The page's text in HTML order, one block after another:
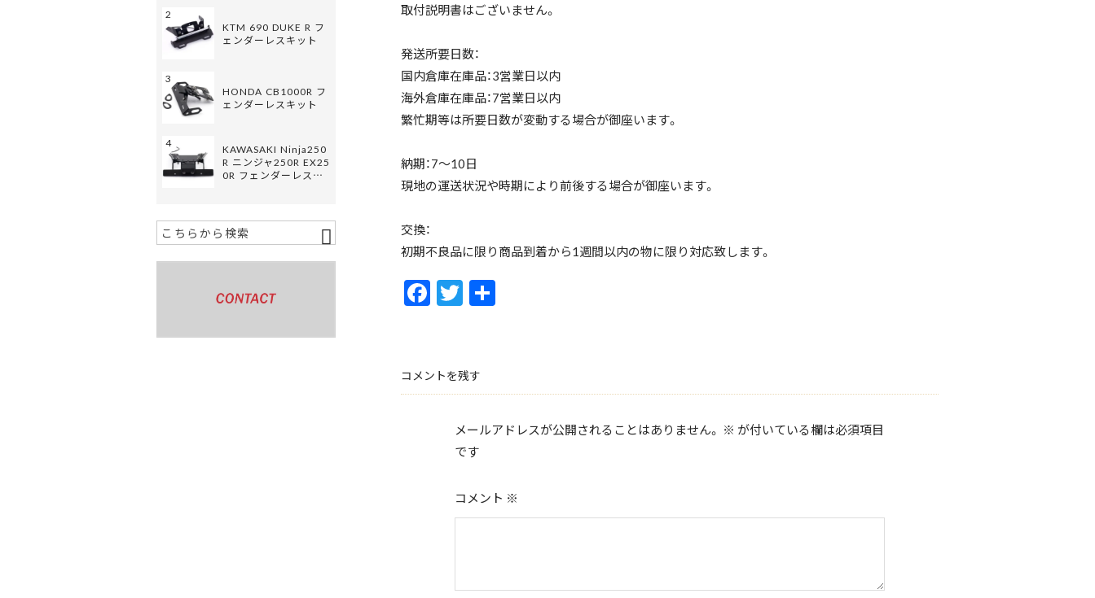
取付説明書はございません。
発送所要日数：
国内倉庫在庫品：3営業日以内
海外倉庫在庫品：7営業日以内
繁忙期等は所要日数が変動する場合が御座います。
納期：7〜10日
現地の運送状況や時期により前後する場合が御座います。
交換：
初期不良品に限り商品到着から1週間以内の物に限り対応致します。
F
ac
b
o
T
w
er
コメントを残す
メールアドレスが公開されることはありません。 ※ が付いている欄は必須項目
です
コメント ※
KTM 690 DUKE R フ
ェンダーレスキット
2
HONDA CB1000R フ
ェンダーレスキット
3
KAWASAKI Ninja250
R ニンジャ250R EX25
0R フェンダーレス…
4